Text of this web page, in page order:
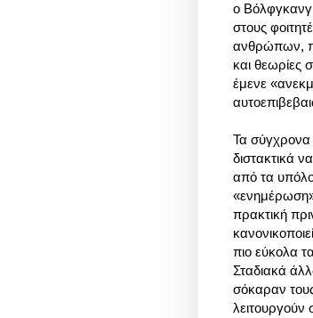
o
στους
ανθρώπων,
και θεωρίες
έμενε
Τα σύγχρονα
διστακτικά
από τα
πρακτική
πιο εύκολα
Σταδιακά
σόκαραν
λειτουργούν